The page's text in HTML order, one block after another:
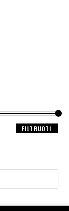
FILTRUOTI